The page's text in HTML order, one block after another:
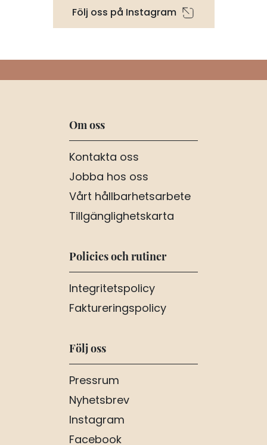
Följ oss på Instagram
Om oss
Kontakta oss
Jobba hos oss
Vårt hållbarhetsarbete
Tillgänglighetskarta
Policies och rutiner
Integritetspolicy
Faktureringspolicy
Följ oss
Pressrum
Nyhetsbrev
Instagram
Facebook